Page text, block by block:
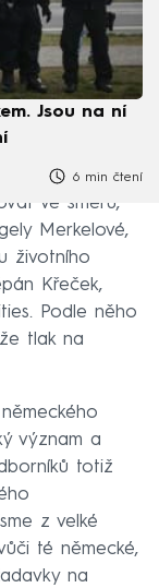
Jsou na ní
6 min čtení
ve směru,
Merkelové,
životního
Křeček,
Podle něho
tlak na
význam a
totiž
z velké
té německé,
na